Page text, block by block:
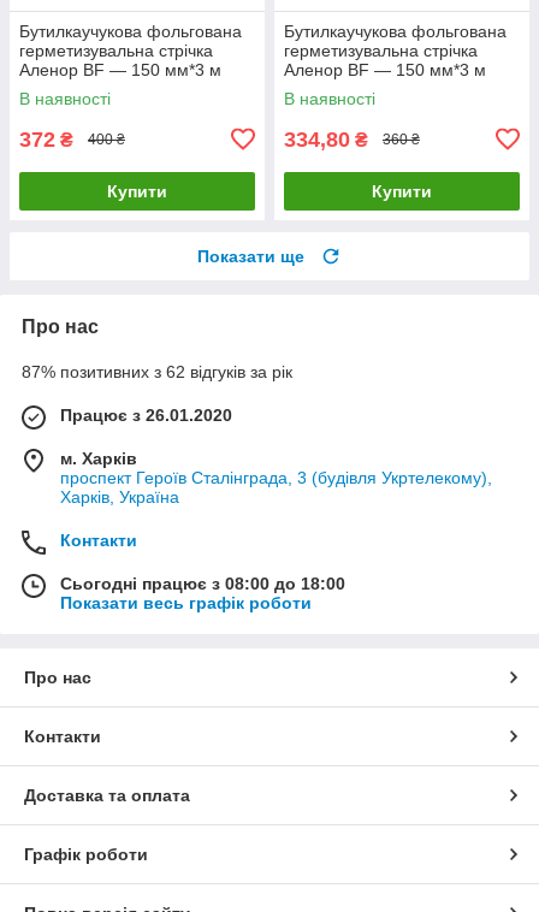
Бутилкаучукова фольгована
герметизувальна стрічка
Аленор BF — 150 мм*3 м
(графітовий)
В наявності
372 ₴ 400 ₴
Купити
Бутилкаучукова фольгована
герметизувальна стрічка
Аленор BF — 150 мм*3 м
(сіра)
В наявності
334,80 ₴ 360 ₴
Купити
Показати ще
Про нас
87% позитивних з 62 відгуків за рік
Працює з 26.01.2020
м. Харків
проспект Героїв Сталінграда, 3 (будівля Укртелекому),
Харків, Україна
Контакти
Сьогодні працює з 08:00 до 18:00
Показати весь графік роботи
Про нас
Контакти
Доставка та оплата
Графік роботи